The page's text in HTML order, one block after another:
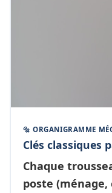
🔩 ORGANIGRAMME
Clés classiques
Chaque
poste